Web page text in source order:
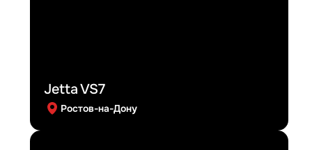
Jetta VS7
Ростов-на-Дону